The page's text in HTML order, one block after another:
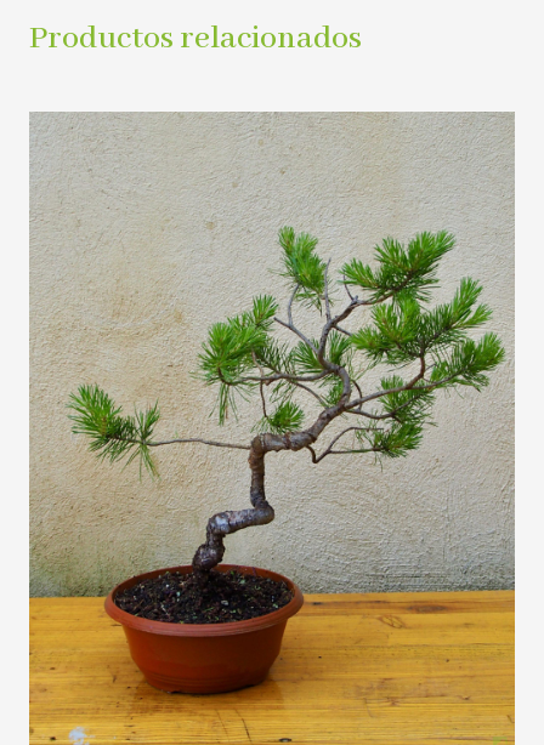
Productos relacionados